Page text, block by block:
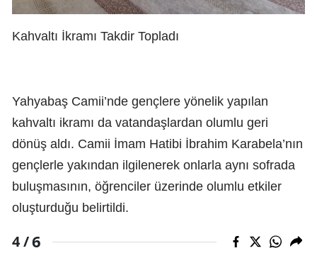
Kahvaltı İkramı Takdir Topladı
Yahyabaş Camii’nde gençlere yönelik yapılan
kahvaltı ikramı da vatandaşlardan olumlu geri
dönüş aldı. Camii İmam Hatibi İbrahim Karabela’nın
gençlerle yakından ilgilenerek onlarla aynı sofrada
buluşmasının, öğrenciler üzerinde olumlu etkiler
oluşturduğu belirtildi.
4 /6